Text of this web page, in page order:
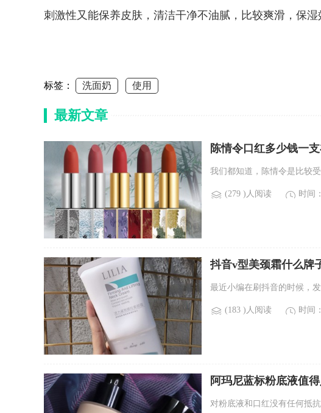
刺激性又能保养皮肤，清洁干净不油腻，比较爽滑，保湿
标签： 洗面奶 使用
最新文章
陈情令口红多少钱一
我们都知道，陈情令是比较
(279 )人阅读 时间
抖音v型美颈霜什么牌
最近小编在刷抖音的时候，
(183 )人阅读 时间
阿玛尼蓝标粉底液值
对粉底液和口红没有任何抵